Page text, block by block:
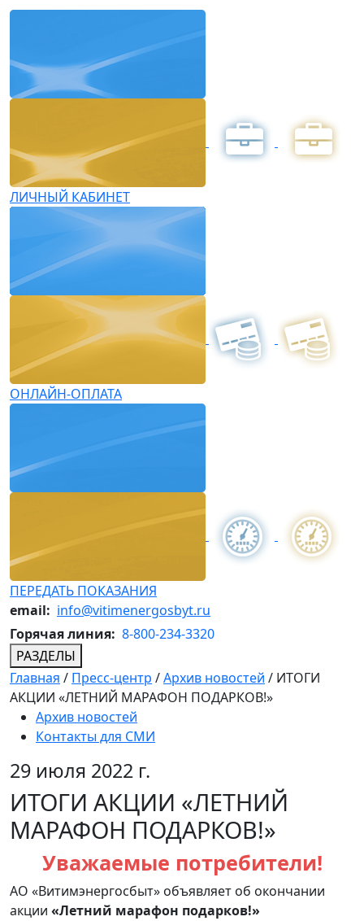
ЛИЧНЫЙ КАБИНЕТ
ОНЛАЙН-ОПЛАТА
ПЕРЕДАТЬ ПОКАЗАНИЯ
email: info@vitimenergosbyt.ru
Горячая линия: 8-800-234-3320
РАЗДЕЛЫ
Главная / Пресс-центр /Архив новостей / ИТОГИ
АКЦИИ «ЛЕТНИЙ МАРАФОН ПОДАРКОВ!»
Архив новостей
Контакты для СМИ
29 июля 2022 г.
ИТОГИ АКЦИИ «ЛЕТНИЙ
МАРАФОН ПОДАРКОВ!»
Уважаемые потребители!
АО «Витимэнергосбыт» объявляет об окончании
акции «Летний марафон подарков!»